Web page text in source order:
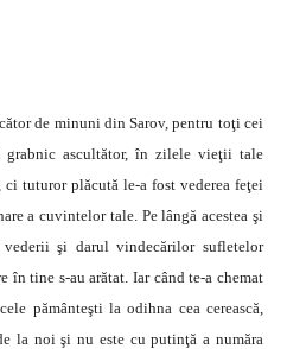
de minuni din Sarov, pentru toţi cei
grabnic ascultător, în zilele vieţii tale
tuturor plăcută le-a fost vederea feţei
a cuvintelor tale. Pe lângă acestea şi
şi darul vindecărilor sufletelor
în tine s-au arătat. Iar când te-a chemat
pământeşti la odihna cea cerească,
la noi şi nu este cu putinţă a număra